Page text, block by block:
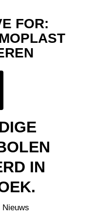
FOR:
IN
Nieuws